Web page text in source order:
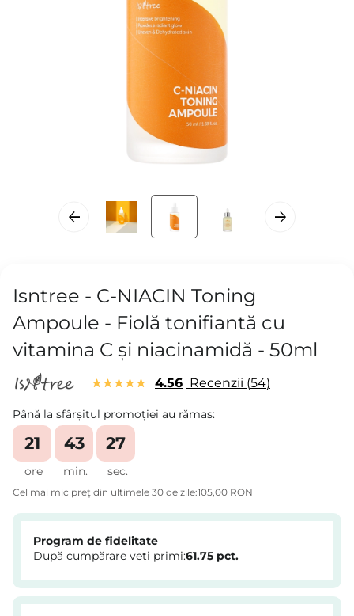
Isntree - C-NIACIN Toning
Ampoule - Fiolă tonifiantă cu
vitamina C și niacinamidă - 50ml
4.56 Recenzii 54
Până la sfârșitul promoției au rămas:
ore
21
min.
43
sec.
27
Cel mai mic preț din ultimele 30 de zile:105,00 RON
Program de fidelitate
După cumpărare veți primi:61.75 pct.